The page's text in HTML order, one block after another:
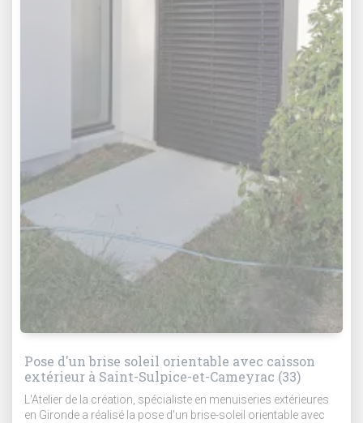
Pose d'un brise soleil orientable avec caisson
extérieur à Saint-Sulpice-et-Cameyrac (33)
L'Atelier de la création, spécialiste en menuiseries extérieures
en Gironde a réalisé la pose d'un brise-soleil orientable avec